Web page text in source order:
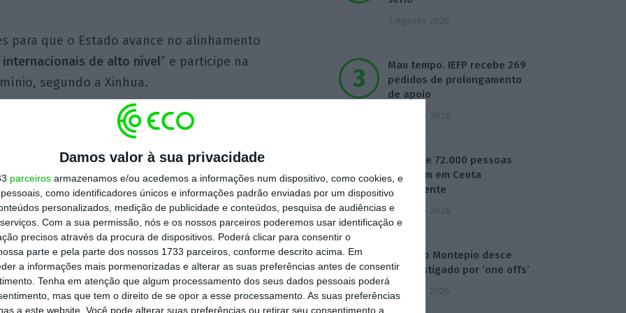
Damos valor à sua privacidade
parceiros armazenamos e/ou acedemos a informações num dispositivo, como cookies, e
como identificadores únicos e informações padrão enviadas por um dispositivo
personalizados, medição de publicidade e conteúdos, pesquisa de audiências e
Com a sua permissão, nós e os nossos parceiros poderemos usar identificação e
precisos através da procura de dispositivos. Poderá clicar para consentir o
parte e pela parte dos nossos 1733 parceiros, conforme descrito acima. Em
a informações mais pormenorizadas e alterar as suas preferências antes de consentir
Tenha em atenção que algum processamento dos seus dados pessoais poderá
mas que tem o direito de se opor a esse processamento. As suas preferências
a este website. Você pode alterar suas preferências ou retirar seu consentimento a
para que o Estado avance no alinhamento
de alto nível” e participe na
segundo a Xinhua.
o comércio externo, a lei reforça
intelectual ligados às atividades
o nível de conformidade normativa
sua capacidade de gerirem riscos
ao ajustamento comercial,
3 Agosto 2026
Mau tempo. IEFP recebe 269
pedidos de prolongamento
de apoio
4 Agosto 2026
Cerca de 72.000 pessoas
entraram em Ceuta
ilegalmente
4 Agosto 2026
Lucro do Montepio desce
17% castigado por ‘one offs’
5 Agosto 2026